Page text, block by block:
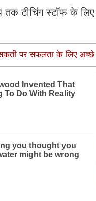
टीचिंग स्टॉफ के
पर सफलता के लिए